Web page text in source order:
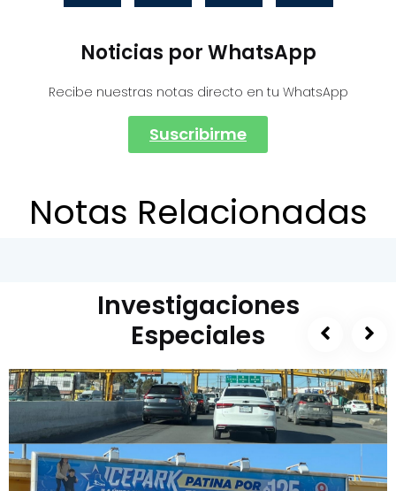
Noticias por WhatsApp
Recibe nuestras notas directo en tu WhatsApp
Suscribirme
Notas Relacionadas
Investigaciones
Especiales